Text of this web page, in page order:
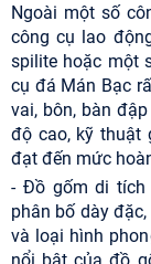
Ngoài một số
công cụ lao
spilite hoặc một
cụ đá Mán Bạc
vai, bôn, bàn
độ cao, kỹ thuật
đạt đến mức
- Đồ gốm di
phân bố dày
và loại hình